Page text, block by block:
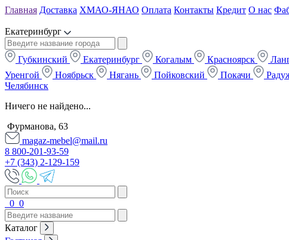
Главная Доставка ХМАО-ЯНАО Оплата Контакты Кредит О нас
Екатеринбург
Губкинский Екатеринбург Когалым Красноярск
Уренгой
Ноябрьск Нягань Пойковский Покачи
Челябинск
Ничего не найдено...
Фурманова, 63
magaz-mebel@mail.ru
8 800-201-93-59
+7 (343) 2-129-159
0 0
Каталог